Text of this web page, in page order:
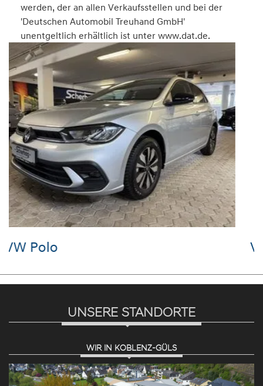
werden, der an allen Verkaufsstellen und bei der
'Deutschen Automobil Treuhand GmbH'
unentgeltlich erhältlich ist unter www.dat.de.
VW Polo
UNSERE STANDORTE
WIR IN KOBLENZ-GÜLS